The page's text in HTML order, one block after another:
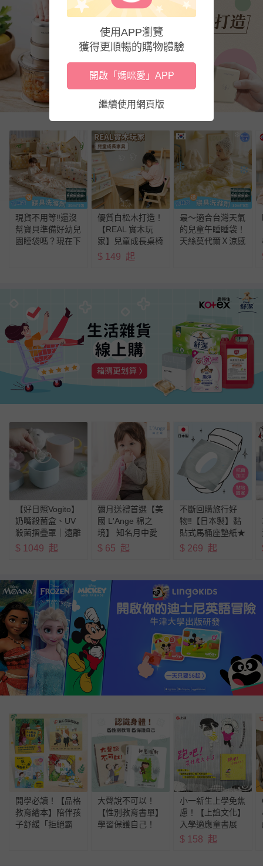
現貨不用等‼️還沒
幫寶貝準備好幼兒
園睡袋嗎？現在下
優質白松木打造！
【REAL 實木玩
家】兒童成長桌椅
✕ 書報架
$ 149 起
最～適合台灣天氣
的兒童午睡睡袋！
天絲莫代爾Ｘ涼感
【好日照Vogito】
奶嘴殺菌盒、UV
殺菌摺疊罩｜遠離
塵螨過敏原
$ 1049 起
彌月送禮首選【美
國 L'Ange 棉之
境】 知名月中愛
用品牌！
$ 65 起
不斷回購旅行好
物‼️【日本製】黏
貼式馬桶座墊紙★
熱銷現貨
$ 269 起
開學必讀！【品格
教育繪本】陪伴孩
子舒緩「拒絕霸
大聲說不可以！
【性別教育書單】
學習保護自己！
小一新生上學免焦
慮！【上誼文化】
入學適應童書展
$ 158 起
使用APP瀏覽
獲得更順暢的購物體驗
開啟「媽咪愛」APP
繼續使用網頁版